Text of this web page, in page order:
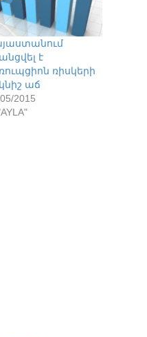
է
ռիսկերի
աճ
2015